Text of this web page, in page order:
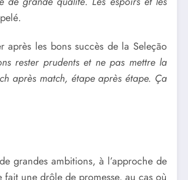
après les bons succès de la Seleção
rester prudents et ne pas mettre la
après match, étape après étape. Ça
grandes ambitions, à l’approche de